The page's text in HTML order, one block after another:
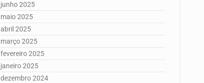
junho 2025
maio 2025
abril 2025
março 2025
fevereiro 2025
janeiro 2025
dezembro 2024